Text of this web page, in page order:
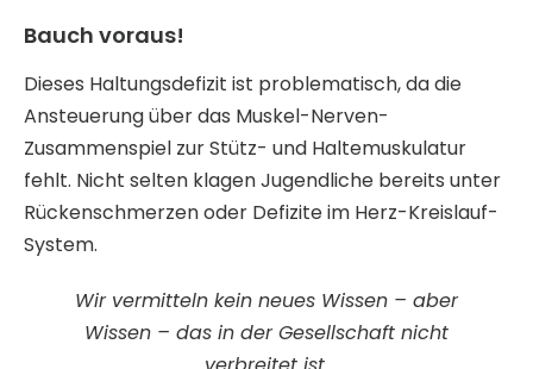
Bauch voraus!
Dieses Haltungsdefizit ist problematisch, da die
Ansteuerung über das Muskel-Nerven-
Zusammenspiel zur Stütz- und Haltemuskulatur
fehlt. Nicht selten klagen Jugendliche bereits unter
Rückenschmerzen oder Defizite im Herz-Kreislauf-
System.
Wir vermitteln kein neues Wissen – aber
Wissen – das in der Gesellschaft nicht